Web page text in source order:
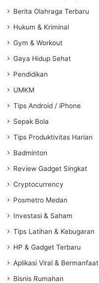
Berita Olahraga Terbaru
Hukum & Kriminal
Gym & Workout
Gaya Hidup Sehat
Pendidikan
UMKM
Tips Android / iPhone
Sepak Bola
Tips Produktivitas Harian
Badminton
Review Gadget Singkat
Cryptocurrency
Posmetro Medan
Investasi & Saham
Tips Latihan & Kebugaran
HP & Gadget Terbaru
Aplikasi Viral & Bermanfaat
Bisnis Rumahan